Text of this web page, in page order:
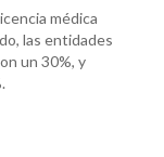
médica
las entidades
un 30%, y